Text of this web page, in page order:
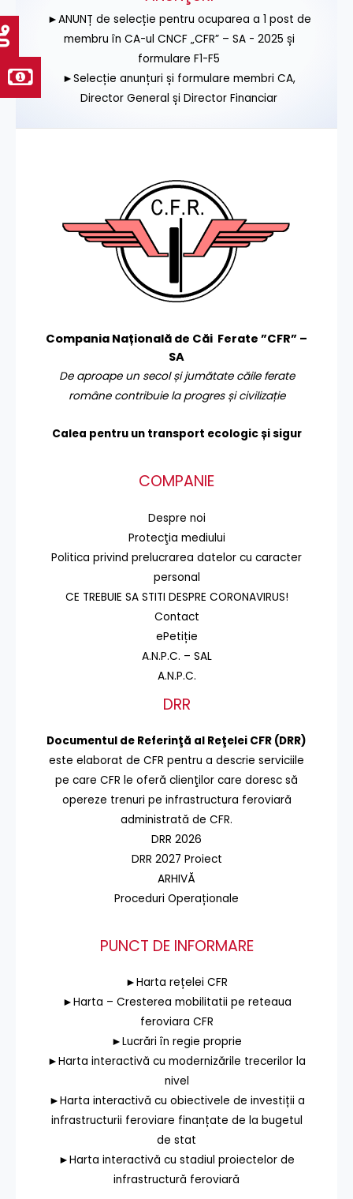
►ANUNȚ de selecție pentru ocuparea a 1 post de
membru în CA-ul CNCF „CFR” – SA - 2025 și
formulare F1-F5
►Selecție anunțuri și formulare membri CA,
Director General și Director Financiar
Compania Națională de Căi Ferate ”CFR” –
SA
De aproape un secol și jumătate căile ferate
române contribuie la progres și civilizație
Calea pentru un transport ecologic și sigur
COMPANIE
Despre noi
Protecţia mediului
Politica privind prelucrarea datelor cu caracter
personal
CE TREBUIE SA STITI DESPRE CORONAVIRUS!
Contact
ePetiție
A.N.P.C. – SAL
A.N.P.C.
DRR
Documentul de Referinţă al Reţelei CFR (DRR)
este elaborat de CFR pentru a descrie serviciile
pe care CFR le oferă clienţilor care doresc să
opereze trenuri pe infrastructura feroviară
administrată de CFR.
DRR 2026
DRR 2027 Proiect
ARHIVĂ
Proceduri Operaționale
PUNCT DE INFORMARE
►Harta rețelei CFR
►Harta – Cresterea mobilitatii pe reteaua
feroviara CFR
►Lucrări în regie proprie
►Harta interactivă cu modernizările trecerilor la
nivel
►Harta interactivă cu obiectivele de investiții a
infrastructurii feroviare finanțate de la bugetul
de stat
►Harta interactivă cu stadiul proiectelor de
infrastructură feroviară